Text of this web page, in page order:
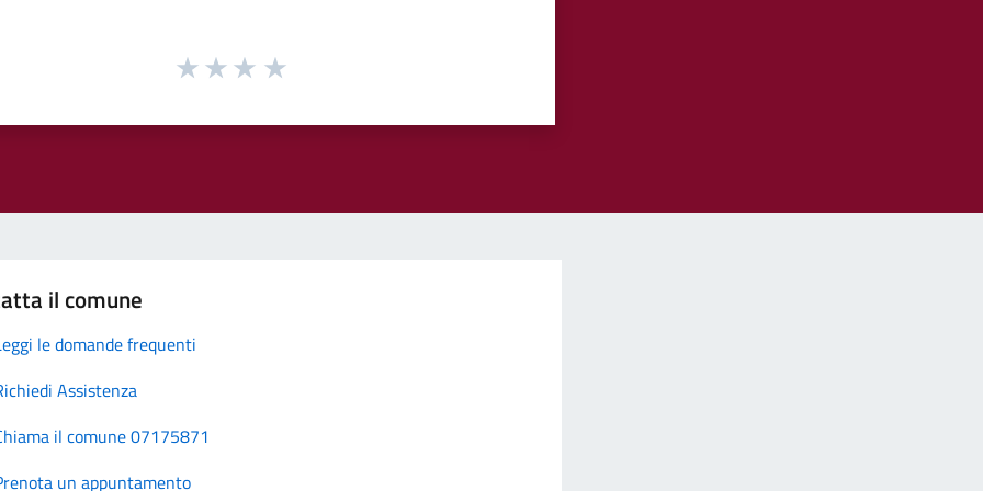
il comune
le domande frequenti
Assistenza
il comune 07175871
un appuntamento